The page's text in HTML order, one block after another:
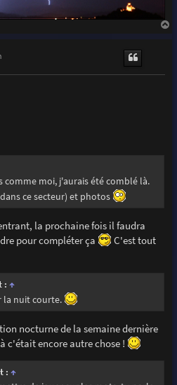
comme moi, j'aurais été comblé là.
ce secteur) et photos
la prochaine fois il faudra
pour compléter ça
C'est tout
: ↑
la nuit courte.
nocturne de la semaine dernière
c'était encore autre chose !
: ↑